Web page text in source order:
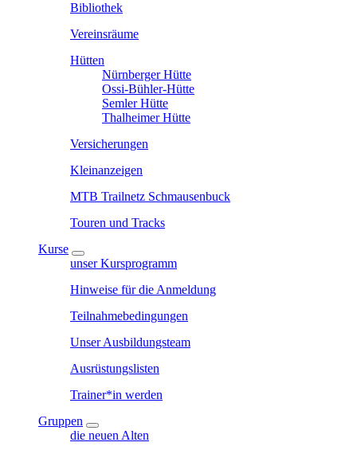
Bibliothek
Vereinsräume
Hütten
Nürnberger Hütte
Ossi-Bühler-Hütte
Semler Hütte
Thalheimer Hütte
Versicherungen
Kleinanzeigen
MTB Trailnetz Schmausenbuck
Touren und Tracks
Kurse
unser Kursprogramm
Hinweise für die Anmeldung
Teilnahmebedingungen
Unser Ausbildungsteam
Ausrüstungslisten
Trainer*in werden
Gruppen
die neuen Alten